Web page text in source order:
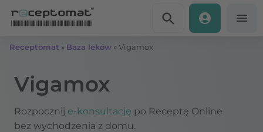
Receptomat » Baza leków » Vigamox
Vigamox
Rozpocznij e-konsultację po Receptę Online
bez wychodzenia z domu.